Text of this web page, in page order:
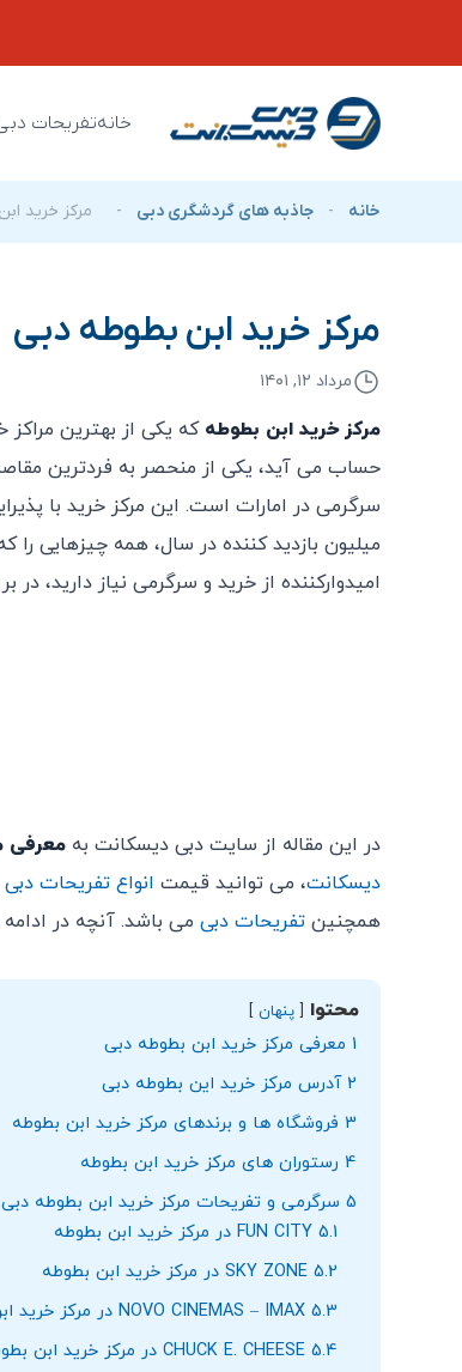
خانهتفریحات
خانه - جاذبه های گردشگری دبی - مرکز خرید
مرکز خرید ابن بطوطه دبی
مرداد ۱۲, ۱۴۰۱
مرکز خرید ابن بطوطه که یکی از بهترین مراکز
حساب می آید، یکی از منحصر به فردترین
میلیون بازدید کننده در سال، همه چیزهایی را
امیدوارکننده از خرید و سرگرمی نیاز دارید، در
در این مقاله از سایت دبی دیسکانت به معرفی
دیسکانت، می توانید قیمت انواع تفریحات دبی
همچنین تفریحات دبی می باشد. آنچه در ادامه
محتوا پنهان
1 معرفی مرکز خرید ابن بطوطه دبی
2 آدرس مرکز خرید این بطوطه دبی
3 فروشگاه ها و برندهای مرکز خرید ابن بطوطه
4 رستوران های مرکز خرید ابن بطوطه
5 سرگرمی و تفریحات مرکز خرید ابن بطوطه دبی
5.1 FUN CITY در مرکز خرید ابن بطوطه
5.2 SKY ZONE در مرکز خرید ابن بطوطه
5.3 NOVO CINEMAS – IMAX در مرکز خرید ابن بطوطه
5.4 CHUCK E. CHEESE در مرکز خرید ابن بطوطه